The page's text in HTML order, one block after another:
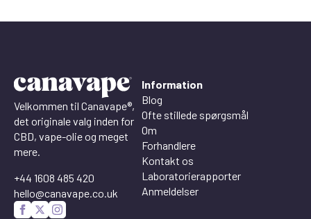
Velkommen til Canavape®,
det originale valg inden for
CBD, vape-olie og meget
mere.
+44 1608 485 420
hello@canavape.co.uk
Information
Blog
Ofte stillede spørgsmål
Om
Forhandlere
Kontakt os
Laboratorierapporter
Anmeldelser